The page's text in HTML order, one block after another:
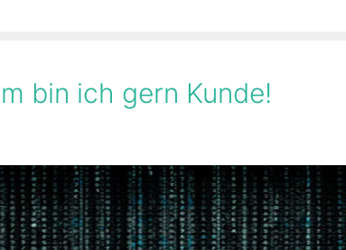
bin ich gern Kunde!